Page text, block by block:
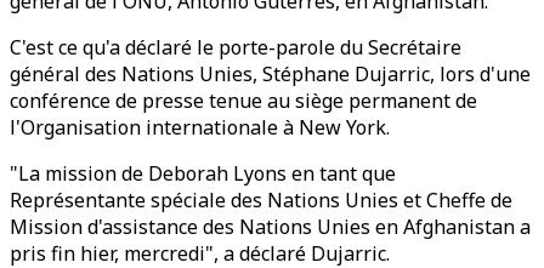
C'est ce qu'a déclaré le porte-parole du Secrétaire
général des Nations Unies, Stéphane Dujarric, lors d'une
conférence de presse tenue au siège permanent de
l'Organisation internationale à New York.
"La mission de Deborah Lyons en tant que
Représentante spéciale des Nations Unies et Cheffe de
Mission d'assistance des Nations Unies en Afghanistan a
pris fin hier, mercredi", a déclaré Dujarric.